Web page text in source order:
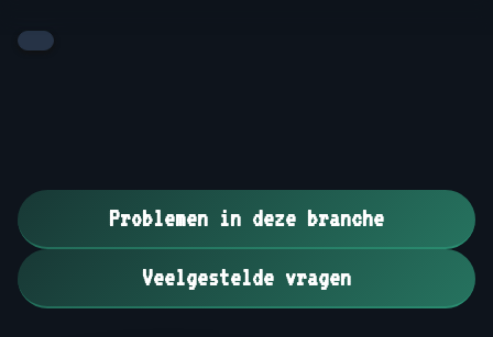
Problemen in deze branche
Veelgestelde vragen